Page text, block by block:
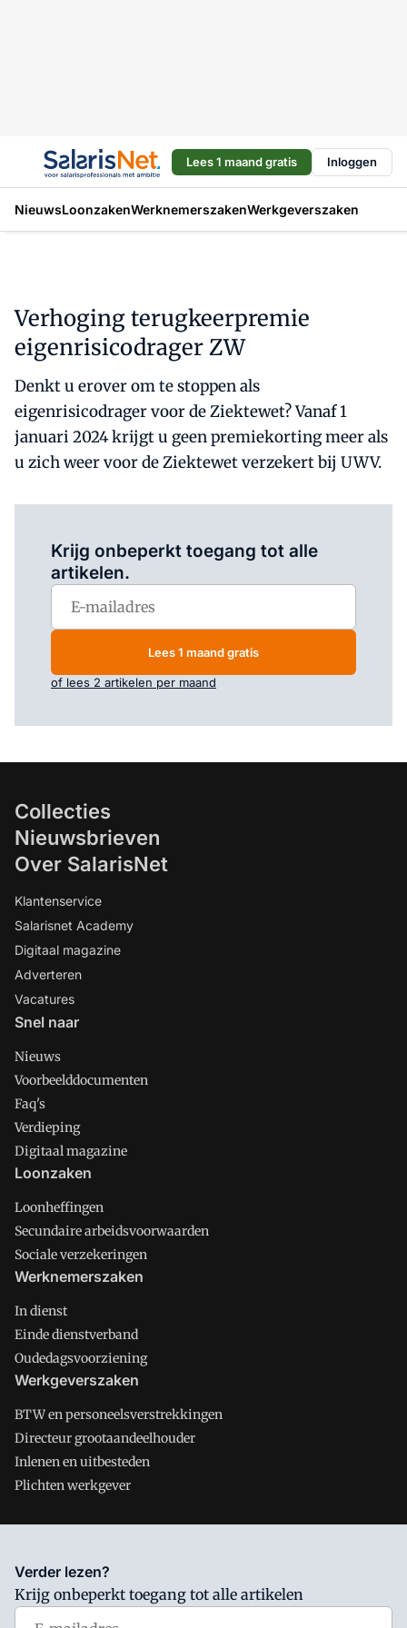
Lees 1 maand gratis Inloggen
NieuwsLoonzakenWerknemerszakenWerkgeverszaken
Verhoging terugkeerpremie
eigenrisicodrager ZW
Denkt u erover om te stoppen als
eigenrisicodrager voor de Ziektewet? Vanaf 1
januari 2024 krijgt u geen premiekorting meer als
u zich weer voor de Ziektewet verzekert bij UWV.
Krijg onbeperkt toegang tot alle
artikelen.
Lees 1 maand gratis
of lees 2 artikelen per maand
Collecties
Nieuwsbrieven
Over SalarisNet
Klantenservice
Salarisnet Academy
Digitaal magazine
Adverteren
Vacatures
Snel naar
Nieuws
Voorbeelddocumenten
Faq's
Verdieping
Digitaal magazine
Loonzaken
Loonheffingen
Secundaire arbeidsvoorwaarden
Sociale verzekeringen
Werknemerszaken
In dienst
Einde dienstverband
Oudedagsvoorziening
Werkgeverszaken
BTW en personeelsverstrekkingen
Directeur grootaandeelhouder
Inlenen en uitbesteden
Plichten werkgever
Salarisnet is onderdeel van VMN media. Lees in
waar VMN media voor staat. Op gebruik van deze site zijn de
volgende regelingen van toepassing:Algemene Voorwaarden
Verder lezen?
Krijg onbeperkt toegang tot alle artikelen